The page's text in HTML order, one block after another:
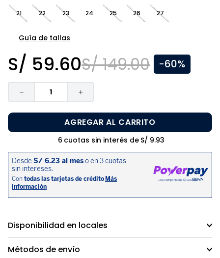
21 22 23 24 25 26 27
Guía de tallas
S/ 59.60S/ 149.00 -60%
＋
－
AGREGAR AL CARRITO
6 cuotas sin interés de S/ 9.93
Disponibilidad en locales
Métodos de envío
10. sandalias niño